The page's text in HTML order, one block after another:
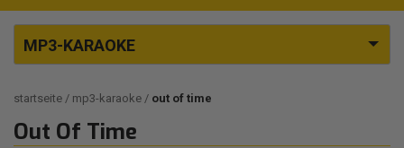
MP3-KARAOKE
startseite mp3-karaoke out of time
Out Of Time